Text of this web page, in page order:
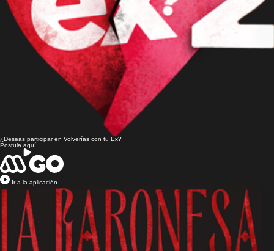
¿Deseas participar en Volverías con tu Ex?
Postula aquí
Ir a la aplicación